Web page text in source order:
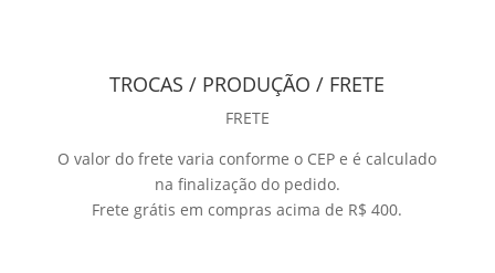
TROCAS / PRODUÇÃO / FRETE
FRETE
O valor do frete varia conforme o CEP e é calculado
na finalização do pedido.
Frete grátis em compras acima de R$ 400.